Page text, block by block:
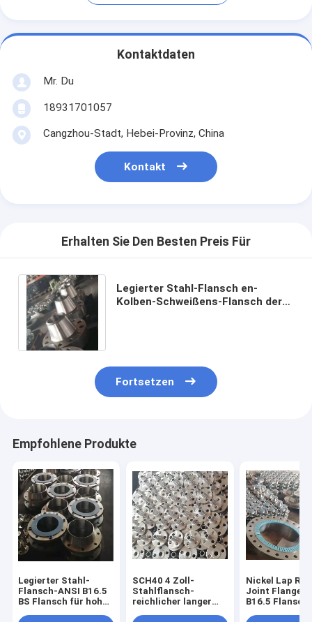
Kontaktdaten
Mr. Du
18931701057
Cangzhou-Stadt, Hebei-Provinz, China
Kontakt
Erhalten Sie Den Besten Preis Für
Legierter Stahl-Flansch en-
Kolben-Schweißens-Flansch der
Fortsetzen
Empfohlene Produkte
Legierter Stahl-
Flansch-ANSI B16.5
BS Flansch für hohes
SCH40 4 Zoll-
Stahlflansch-
reichlicher langer
Nickel Lap
Joint Flange
B16.5 Flansch